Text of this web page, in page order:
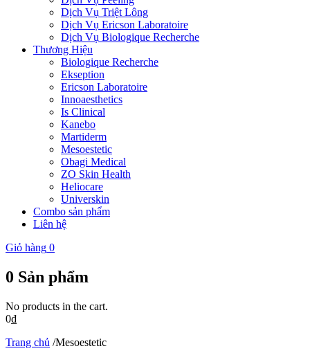
Dịch Vụ Triệt Lông
Dịch Vụ Ericson Laboratoire
Dịch Vụ Biologique Recherche
Thương Hiệu
Biologique Recherche
Ekseption
Ericson Laboratoire
Innoaesthetics
Is Clinical
Kanebo
Martiderm
Mesoestetic
Obagi Medical
ZO Skin Health
Heliocare
Universkin
Combo sản phẩm
Liên hệ
Giỏ hàng 0
0 Sản phẩm
No products in the cart.
0₫
Trang chủ /Mesoestetic